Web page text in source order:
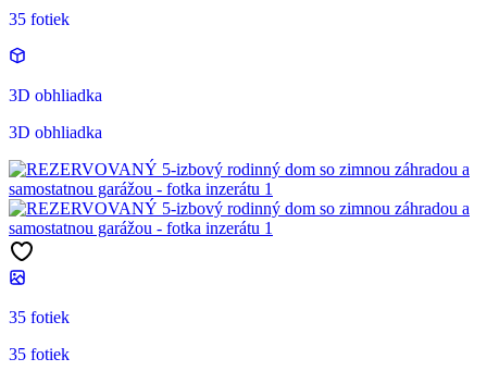
35 fotiek
3D obhliadka
3D obhliadka
35 fotiek
35 fotiek